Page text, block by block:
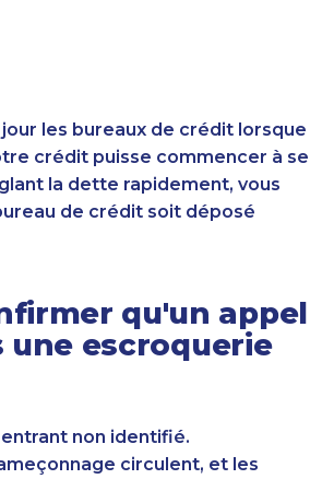
les bureaux de crédit lorsque
crédit puisse commencer à se
la dette rapidement, vous
de crédit soit déposé
qu'un appel
une escroquerie
non identifié.
circulent, et les